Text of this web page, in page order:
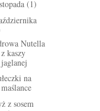
(1)
Nutella
z kaszy
jaglanej
na
maślance
z sosem